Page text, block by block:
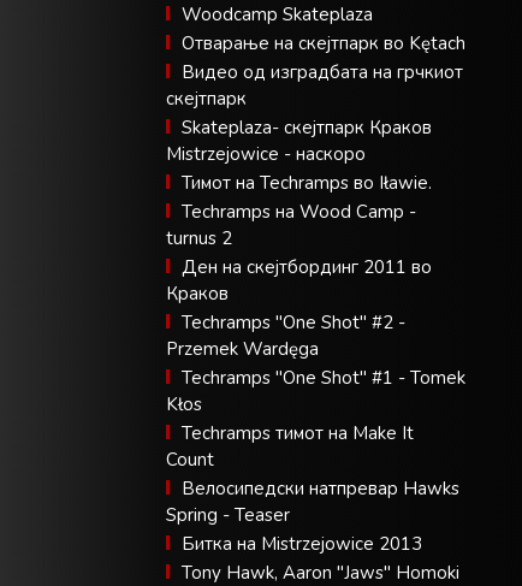
Woodcamp Skateplaza
Отварање на скејтпарк во Kętach
Видео од изградбата на грчкиот
скејтпарк
Skateplaza- скејтпарк Краков
Mistrzejowice - наскоро
Тимот на Techramps во Iławie.
Techramps на Wood Camp -
turnus 2
Ден на скејтбординг 2011 во
Краков
Techramps "One Shot" #2 -
Przemek Wardęga
Techramps "One Shot" #1 - Tomek
Kłos
Techramps тимот на Make It
Count
Велосипедски натпревар Hawks
Spring - Teaser
Битка на Mistrzejowice 2013
Tony Hawk, Aaron "Jaws" Homoki